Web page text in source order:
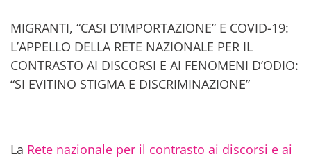
MIGRANTI, “CASI D’IMPORTAZIONE” E COVID-19:
L’APPELLO DELLA RETE NAZIONALE PER IL
CONTRASTO AI DISCORSI E AI FENOMENI D’ODIO:
“SI EVITINO STIGMA E DISCRIMINAZIONE”
La Rete nazionale per il contrasto ai discorsi e ai